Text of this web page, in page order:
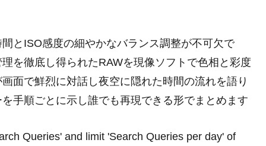
とISO感度の細やかなバランス調整が不可欠で
を徹底し得られたRAWを現像ソフトで色相と彩度
面で鮮烈に対話し夜空に隠れた時間の流れを語り
手順ごとに示し誰でも再現できる形でまとめます
Queries' and limit 'Search Queries per day' of